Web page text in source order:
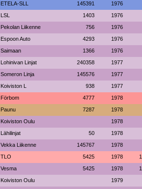
ETELA-SLL 145391 1976
LSL 1403 1976
Pekolan Liikenne 756 1976
Espoon Auto 4293 1976
Saimaan 1366 1976
Lohinivan Linjat 240358 1977
Someron Linja 145576 1977
Koiviston L 938 1977
Förbom 4777 1978
Paunu 7287 1978
Koiviston Oulu 1978
Lähilinjat 50 1978
Vekka Liikenne 145767 1978
TLO 5425 1978
Vesma 5425 1978
Koiviston Oulu 1979